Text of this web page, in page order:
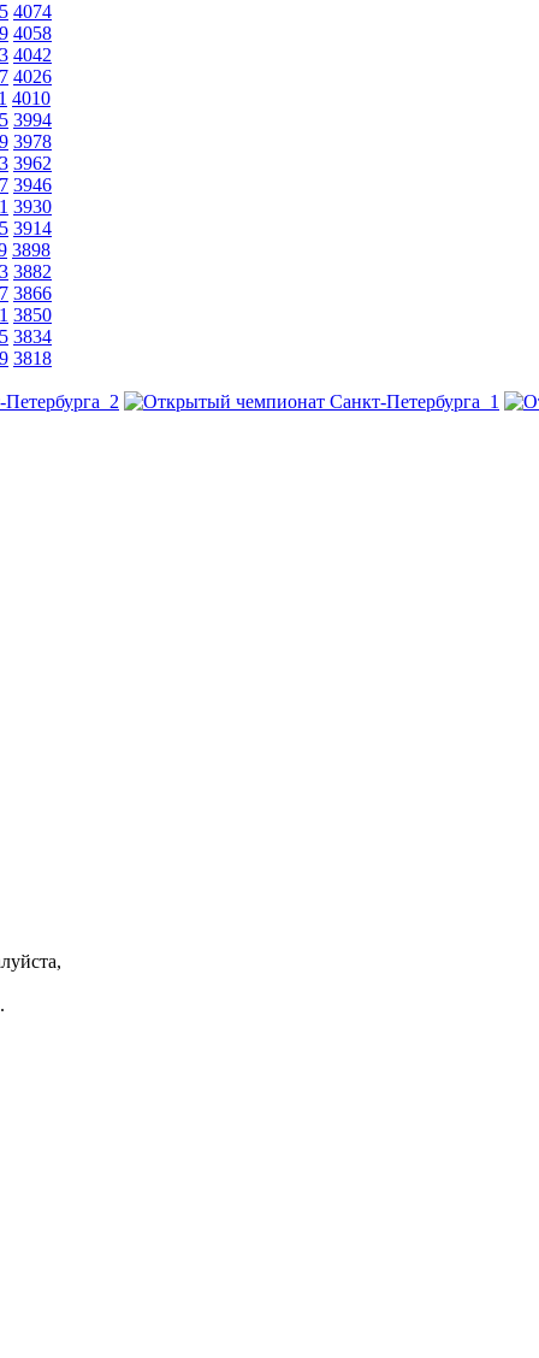
4074
4058
4042
4026
4010
3994
3978
3962
3946
3930
3914
3898
3882
3866
3850
3834
3818